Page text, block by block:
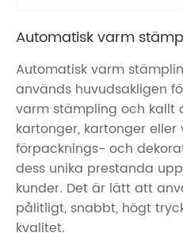
Automatisk varm
Automatisk varm
används huvudsakligen
varm stämpling och kallt
kartonger, kartonger eller
förpacknings- och
dess unika prestanda
kunder. Det är lätt att
pålitligt, snabbt, högt
kvalitet.